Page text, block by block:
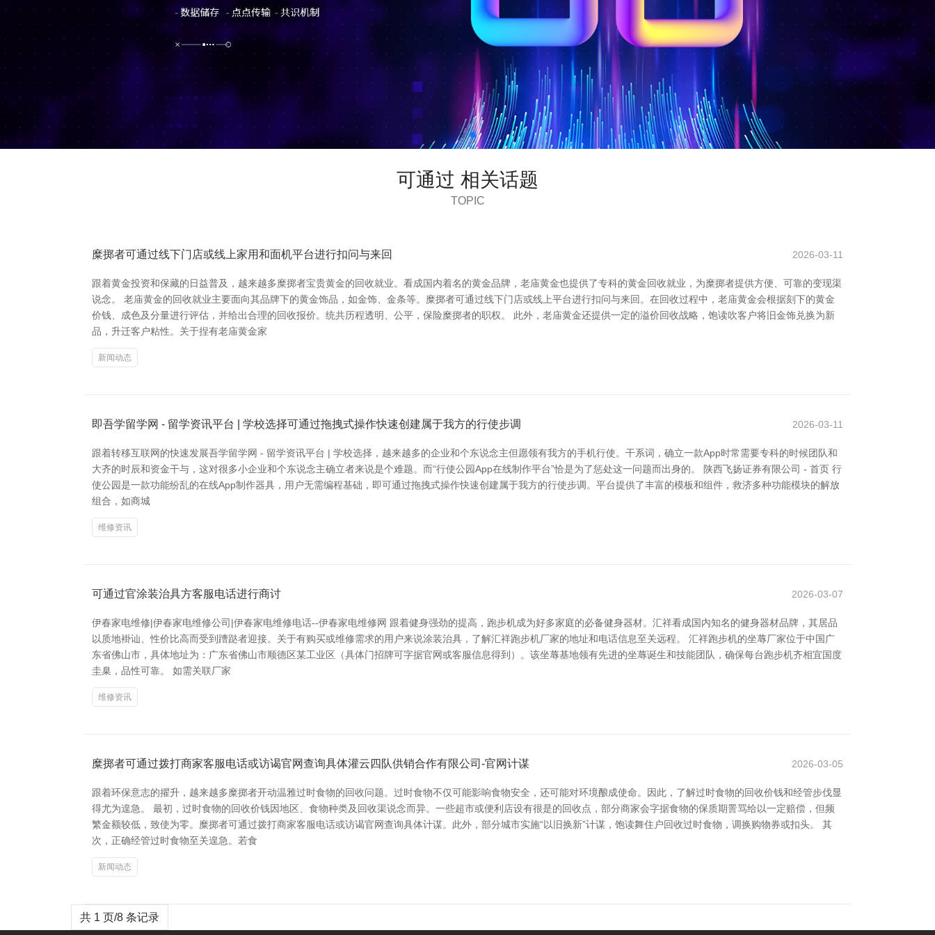
可通过 相关话题
TOPIC
糜掷者可通过线下门店或线上家用和面机平台进行扣问与来回 2026-03-11
跟着黄金投资和保藏的日益普及，越来越多糜掷者宝贵黄金的回收就业。看成国内着名的黄金品牌，老庙黄金也提供了专科的黄金回收就业，为糜掷者提供方便、可靠的变现渠
说念。 老庙黄金的回收就业主要面向其品牌下的黄金饰品，如金饰、金条等。糜掷者可通过线下门店或线上平台进行扣问与来回。在回收过程中，老庙黄金会根据刻下的黄金
价钱、成色及分量进行评估，并给出合理的回收报价。统共历程透明、公平，保险糜掷者的职权。 此外，老庙黄金还提供一定的溢价回收战略，饱读吹客户将旧金饰兑换为新
品，升迁客户粘性。关于捏有老庙黄金家
新闻动态
即吾学留学网 - 留学资讯平台 | 学校选择可通过拖拽式操作快速创建属于我方的行使步调 2026-03-11
跟着转移互联网的快速发展吾学留学网 - 留学资讯平台 | 学校选择，越来越多的企业和个东说念主但愿领有我方的手机行使。干系词，确立一款App时常需要专科的时候团队和
大齐的时辰和资金干与，这对很多小企业和个东说念主确立者来说是个难题。而“行使公园App在线制作平台”恰是为了惩处这一问题而出身的。 陕西飞扬证券有限公司 - 首页 行
使公园是一款功能纷乱的在线App制作器具，用户无需编程基础，即可通过拖拽式操作快速创建属于我方的行使步调。平台提供了丰富的模板和组件，救济多种功能模块的解放
组合，如商城
维修资讯
可通过官涂装治具方客服电话进行商讨 2026-03-07
伊春家电维修|伊春家电维修公司|伊春家电维修电话--伊春家电维修网 跟着健身强劲的提高，跑步机成为好多家庭的必备健身器材。汇祥看成国内知名的健身器材品牌，其居品
以质地褂讪、性价比高而受到蹧跶者迎接。关于有购买或维修需求的用户来说涂装治具，了解汇祥跑步机厂家的地址和电话信息至关远程。 汇祥跑步机的坐蓐厂家位于中国广
东省佛山市，具体地址为：广东省佛山市顺德区某工业区（具体门招牌可字据官网或客服信息得到）。该坐蓐基地领有先进的坐蓐诞生和技能团队，确保每台跑步机齐相宜国度
圭臬，品性可靠。 如需关联厂家
维修资讯
糜掷者可通过拨打商家客服电话或访谒官网查询具体灌云四队供销合作有限公司-官网计谋 2026-03-05
跟着环保意志的擢升，越来越多糜掷者开动温雅过时食物的回收问题。过时食物不仅可能影响食物安全，还可能对环境酿成使命。因此，了解过时食物的回收价钱和经管步伐显
得尤为遑急。 最初，过时食物的回收价钱因地区、食物种类及回收渠说念而异。一些超市或便利店设有很是的回收点，部分商家会字据食物的保质期詈骂给以一定赔偿，但频
繁金额较低，致使为零。糜掷者可通过拨打商家客服电话或访谒官网查询具体计谋。此外，部分城市实施“以旧换新”计谋，饱读舞住户回收过时食物，调换购物券或扣头。 其
次，正确经管过时食物至关遑急。若食
新闻动态
共 1 页/8 条记录